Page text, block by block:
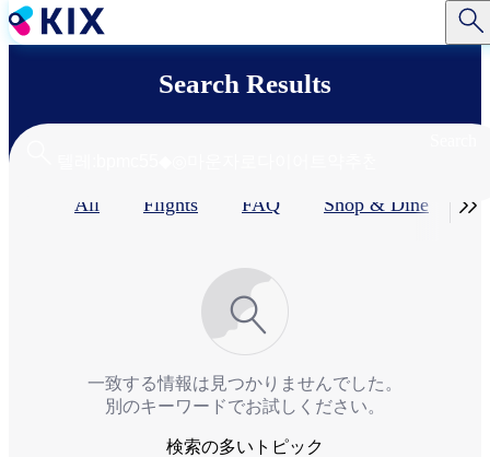
Skip
to
Search Results
Primary
All Flights FAQ Shop & Dine​ 
一致する情報は見つかりませんでした。
別のキーワードでお試しください。
検索の多いトピック